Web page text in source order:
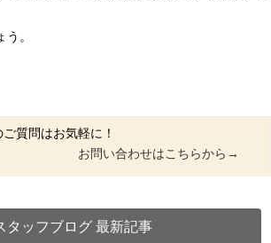
。
質問はお気軽に！
お問い合わせはこちらから→
タッフブログ 最新記事